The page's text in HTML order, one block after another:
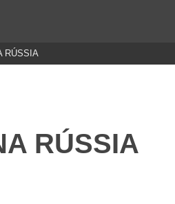
RÚSSIA
RÚSSIA